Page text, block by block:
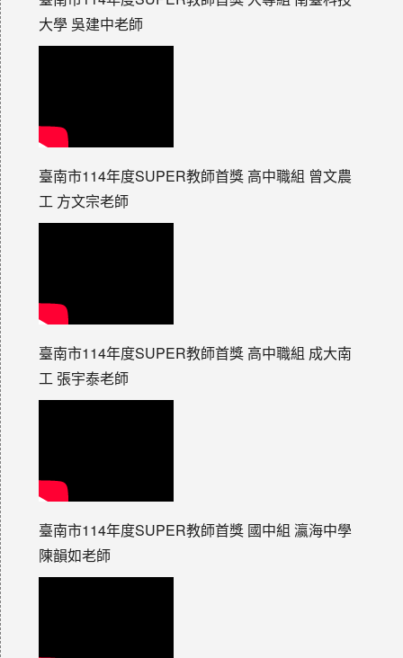
大學 吳建中老師
臺南市114年度SUPER教師首獎 高中職組 曾文農
工 方文宗老師
臺南市114年度SUPER教師首獎 高中職組 成大南
工 張宇泰老師
臺南市114年度SUPER教師首獎 國中組 瀛海中學
陳韻如老師